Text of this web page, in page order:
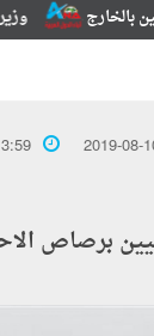
وزيرة
2019-08-
فلسطينيين برصاص